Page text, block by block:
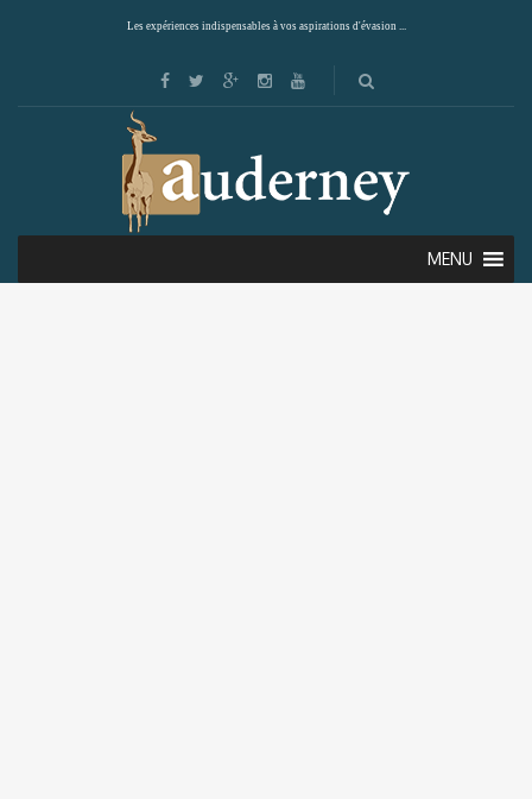
Les expériences indispensables à vos aspirations d'évasion ...
MENU